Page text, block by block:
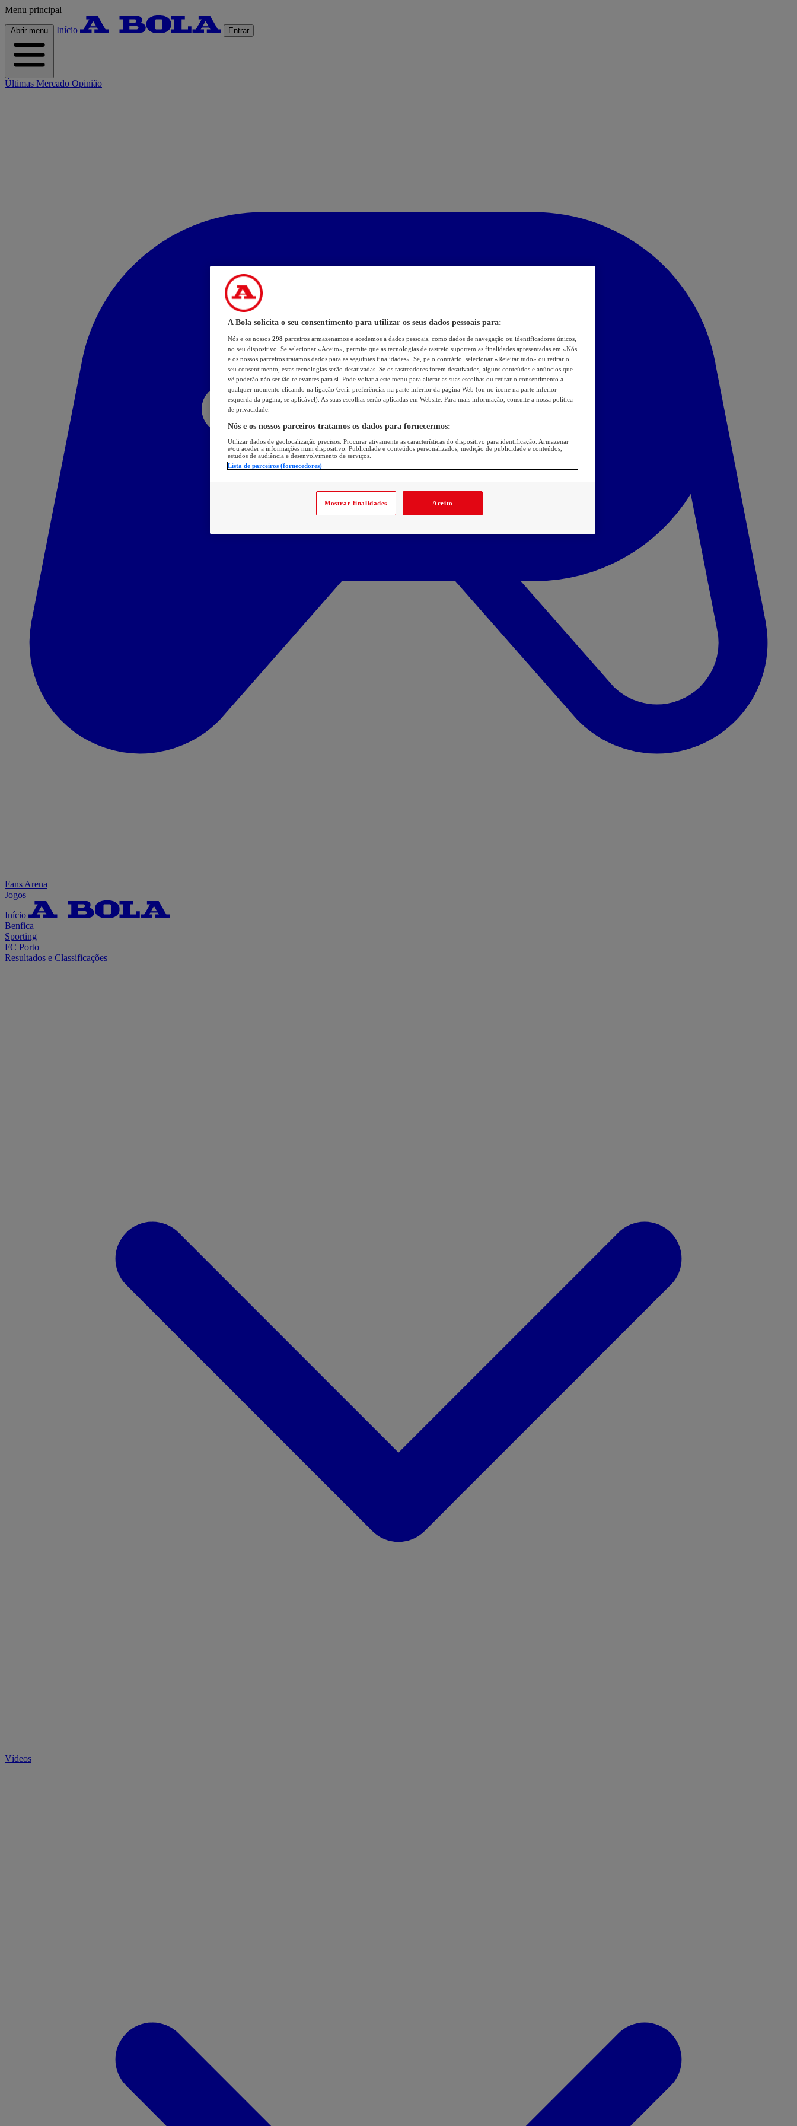
Menu principal
Abrir menu Início Entrar
Últimas Mercado Opinião
Fans Arena
Jogos
Início
Benfica
Sporting
FC Porto
Resultados e Classificações
Vídeos
A Bola solicita o seu consentimento para utilizar os seus dados pessoais para:
Nós e os nossos 298 parceiros armazenamos e acedemos a dados pessoais, como dados de navegação ou identificadores únicos,
no seu dispositivo. Se selecionar «Aceito», permite que as tecnologias de rastreio suportem as finalidades apresentadas em «Nós
e os nossos parceiros tratamos dados para as seguintes finalidades». Se, pelo contrário, selecionar «Rejeitar tudo» ou retirar o
seu consentimento, estas tecnologias serão desativadas. Se os rastreadores forem desativados, alguns conteúdos e anúncios que
vê poderão não ser tão relevantes para si. Pode voltar a este menu para alterar as suas escolhas ou retirar o consentimento a
qualquer momento clicando na ligação Gerir preferências na parte inferior da página Web (ou no ícone na parte inferior
esquerda da página, se aplicável). As suas escolhas serão aplicadas em Website. Para mais informação, consulte a nossa política
de privacidade.
Nós e os nossos parceiros tratamos os dados para fornecermos:
Utilizar dados de geolocalização precisos. Procurar ativamente as características do dispositivo para identificação. Armazenar
e/ou aceder a informações num dispositivo. Publicidade e conteúdos personalizados, medição de publicidade e conteúdos,
estudos de audiência e desenvolvimento de serviços.
Lista de parceiros (fornecedores)
Mostrar finalidades Aceito